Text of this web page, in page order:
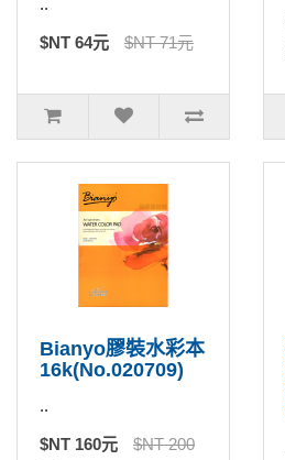
..
$NT 64元 $NT 71元
Bianyo膠裝水彩本
16k(No.020709)
..
$NT 160元
$NT 200